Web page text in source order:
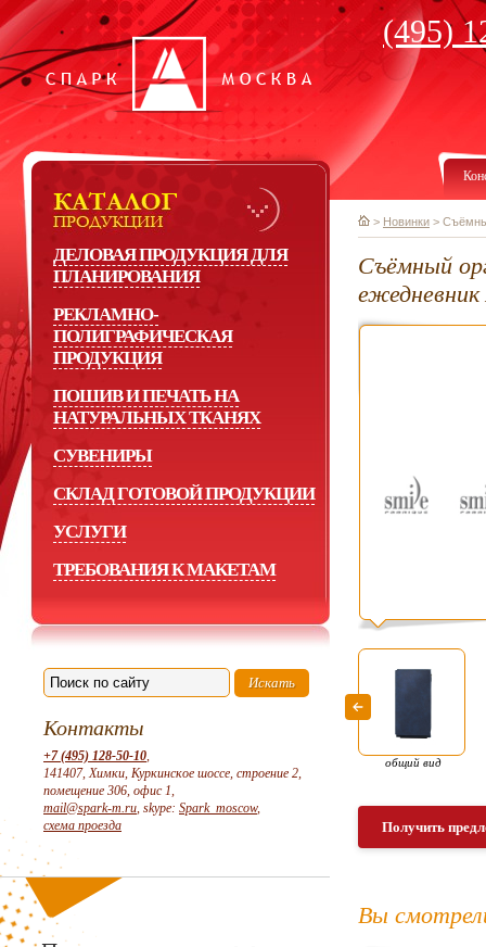
(495)
ДЕЛОВАЯ ПРОДУКЦИЯ ДЛЯ
ПЛАНИРОВАНИЯ
РЕКЛАМНО-
ПОЛИГРАФИЧЕСКАЯ
ПРОДУКЦИЯ
ПОШИВ И ПЕЧАТЬ НА
НАТУРАЛЬНЫХ ТКАНЯХ
СУВЕНИРЫ
СКЛАД ГОТОВОЙ ПРОДУКЦИИ
УСЛУГИ
ТРЕБОВАНИЯ К МАКЕТАМ
Контакты
+7 (495) 128-50-10,
141407, Химки, Куркинское шоссе, строение 2,
помещение 306, офис 1,
mail@spark-m.ru, skype: Spark_moscow,
схема проезда
> Новинки >
Съёмный
общий вид
Получить
Вы